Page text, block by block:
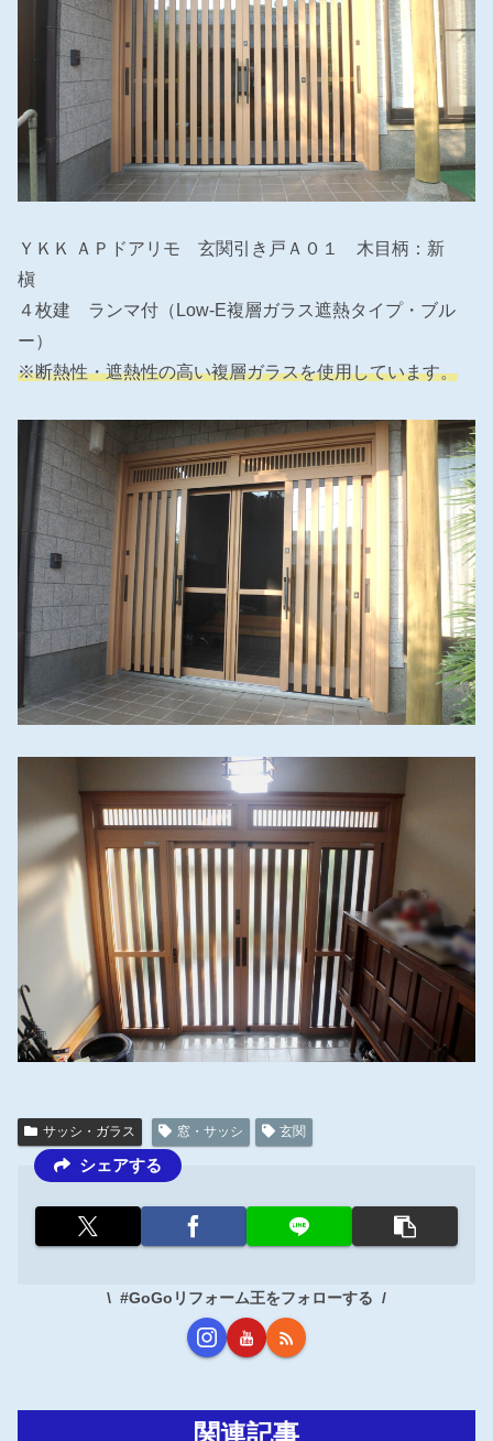
ＹＫＫ ＡＰドアリモ 玄関引き戸Ａ０１ 木目柄：新
槇
４枚建 ランマ付（Low-E複層ガラス遮熱タイプ・ブル
ー）
※断熱性・遮熱性の高い複層ガラスを使用しています。
サッシ・ガラス 窓・サッシ 玄関
シェアする
#GoGoリフォーム王をフォローする
関連記事